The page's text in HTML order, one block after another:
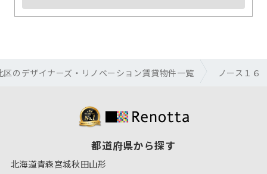
区のデザイナーズ・リノベーション賃貸物件一覧 ノース１６
都道府県から探す
北海道青森宮城秋田山形